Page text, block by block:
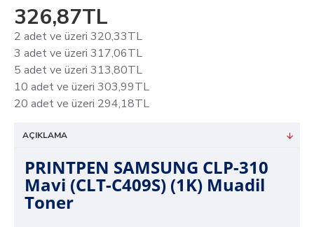
326,87TL
2 adet ve üzeri 320,33TL
3 adet ve üzeri 317,06TL
5 adet ve üzeri 313,80TL
10 adet ve üzeri 303,99TL
20 adet ve üzeri 294,18TL
AÇIKLAMA
PRINTPEN SAMSUNG CLP-310
Mavi (CLT-C409S) (1K) Muadil
Toner